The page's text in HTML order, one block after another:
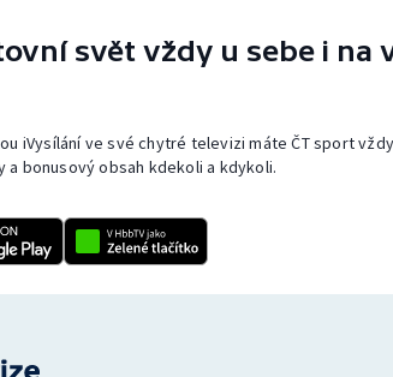
svět vždy u sebe i na
iVysílání ve své chytré televizi máte ČT sport
bonusový obsah kdekoli a kdykoli.